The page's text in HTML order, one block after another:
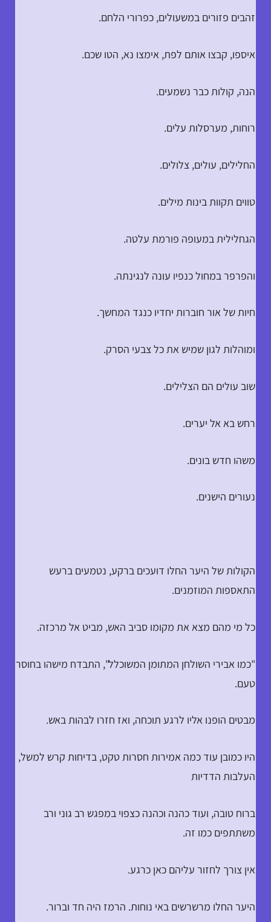
זהבים פזורים במשעולים, כפרורי הלחם.
איספו, קבצו אותם לפת, אימצו נא, הטו שכם.
הנה, קולות כבר נשמעים.
רוחות, מערסלות עלים.
החלילים, עולים, צלולים.
טווים תקוות בינות מילים.
הגחלילית במעופה פורמת עלטה.
והפרפר במחול כנפיו עונה לנגינתה.
חיות של אור חוברות יחדיו כנגד המחשך.
ומוהלות לגון שמיש את כל צבעי הסרק.
שוב עולים הם הצלילים.
רחש בא אל יערים.
משהו חדש בונים.
נעורים הישנים.
הקולות של היער החלו דועכים ברקע, נטמעים ברעש
התאספות המוזמנים.
כל מי מהם מצא את מקומו סביב האש, מביט אל מרכזה.
"כמו אבירי השולחן המתומן המשוכלל", התבדח מישהו בחוסר
טעם.
מבטים הופנו אליו לרגע תוכחה, ואז חזרו לבהות באש.
היו כמובן עוד כמה אמירות חסרות טקט, בדיחות קרש למשל,
העלבות הדדיות
ברוח טובה, ועוד כהנה וכהנה כצפוי במפגש רב גוני ורב
משתתפים כמו זה.
אין צורך לחזור עליהם כאן כרגע.
היער החלו מרשרשים באי נוחות. הרמז היה חד וברור.